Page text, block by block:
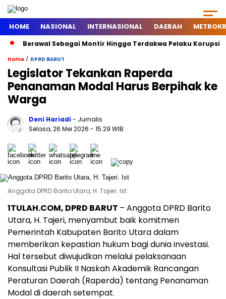
HOME NASIONAL INTERNASIONAL DAERAH
Berawal Sebagai Montir Hingga Terdakwa Pelaku Korupsi
Home / DPRD BARUT
Legislator Tekankan Raperda
Penanaman Modal Harus Berpihak ke
Warga
Deni Hariadi- Jurnalis
Selasa, 26 Mei 2026 - 15:29 WIB
Anggota DPRD Barito Utara, H. Tajeri. Ist
1TULAH.COM, DPRD BARUT – Anggota DPRD Barito
Utara, H. Tajeri, menyambut baik komitmen
Pemerintah Kabupaten Barito Utara dalam
memberikan kepastian hukum bagi dunia investasi.
Hal tersebut diwujudkan melalui pelaksanaan
Konsultasi Publik II Naskah Akademik Rancangan
Peraturan Daerah (Raperda) tentang Penanaman
Modal di daerah setempat.